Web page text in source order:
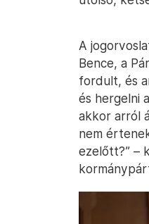
A
Bence, a
fordult, és
és hergelni
akkor arról
nem
ezelőtt?” –